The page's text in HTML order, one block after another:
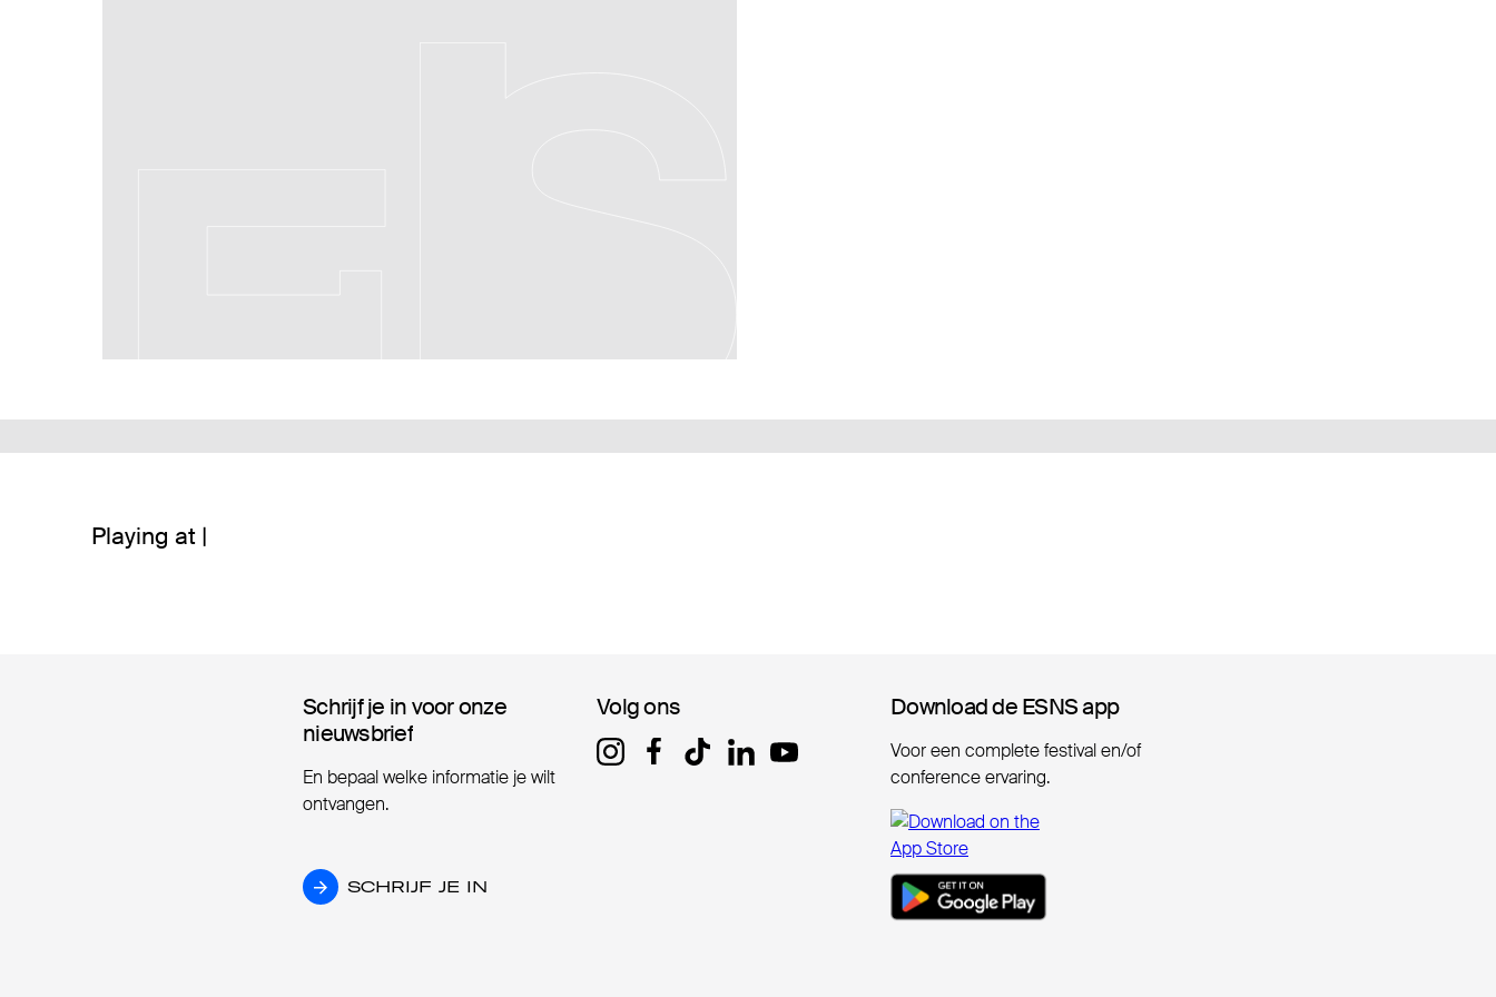
Playing at |
Schrijf je in voor onze
Schrijf je in voor onze
nieuwsbrief
nieuwsbrief
En bepaal welke informatie je wilt
ontvangen.
SCHRIJF JE IN
SCHRIJF JE IN
Volg ons
Volg ons Download de ESNS app
Download de ESNS app
Voor een complete festival en/of
conference ervaring.